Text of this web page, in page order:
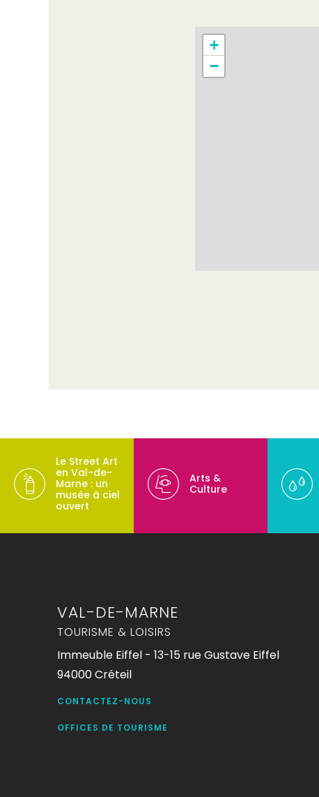
+
−
Le Street Art
en Val-de-
Marne : un
musée à ciel
ouvert
Arts &
Culture
VAL-DE-MARNE
TOURISME & LOISIRS
Immeuble Eiffel - 13-15 rue Gustave Eiffel
94000 Créteil
CONTACTEZ-NOUS
OFFICES DE TOURISME